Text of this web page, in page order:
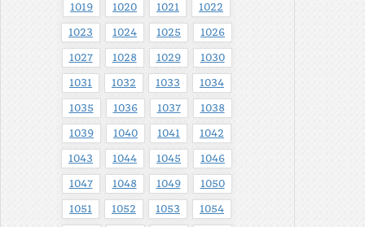
1019 1020 1021 1022
1023 1024 1025 1026
1027 1028 1029 1030
1031 1032 1033 1034
1035 1036 1037 1038
1039 1040 1041 1042
1043 1044 1045 1046
1047 1048 1049 1050
1051 1052 1053 1054